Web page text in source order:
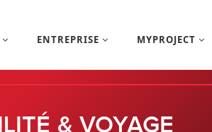
ENTREPRISE MYPROJECT
& VOYAGE